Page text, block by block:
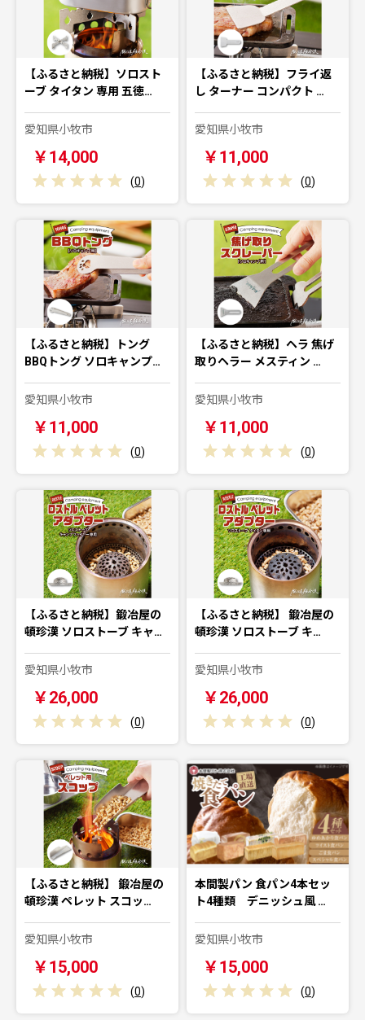
【ふるさと納税】ソロスト
ーブ タイタン 専用 五徳…
愛知県小牧市
￥14,000
(0)
【ふるさと納税】フライ返
し ターナー コンパクト …
愛知県小牧市
￥11,000
(0)
【ふるさと納税】トング
BBQトング ソロキャンプ…
愛知県小牧市
￥11,000
(0)
【ふるさと納税】ヘラ 焦げ
取りヘラー メスティン …
愛知県小牧市
￥11,000
(0)
【ふるさと納税】鍛冶屋の
頓珍漢 ソロストーブ キャ…
愛知県小牧市
￥26,000
(0)
【ふるさと納税】 鍛冶屋の
頓珍漢 ソロストーブ キ…
愛知県小牧市
￥26,000
(0)
【ふるさと納税】 鍛冶屋の
頓珍漢 ペレット スコッ…
愛知県小牧市
￥15,000
(0)
本間製パン 食パン4本セッ
ト4種類 デニッシュ風 …
愛知県小牧市
￥15,000
(0)